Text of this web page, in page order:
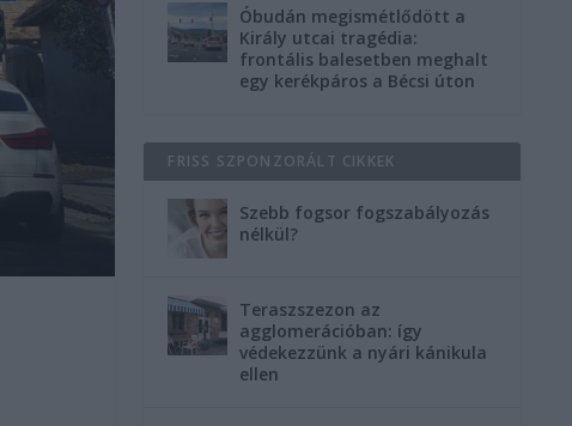
Óbudán megismétlődött a
Király utcai tragédia:
frontális balesetben meghalt
egy kerékpáros a Bécsi úton
FRISS SZPONZORÁLT CIKKEK
Szebb fogsor fogszabályozás
nélkül?
Teraszszezon az
agglomerációban: így
védekezzünk a nyári kánikula
ellen